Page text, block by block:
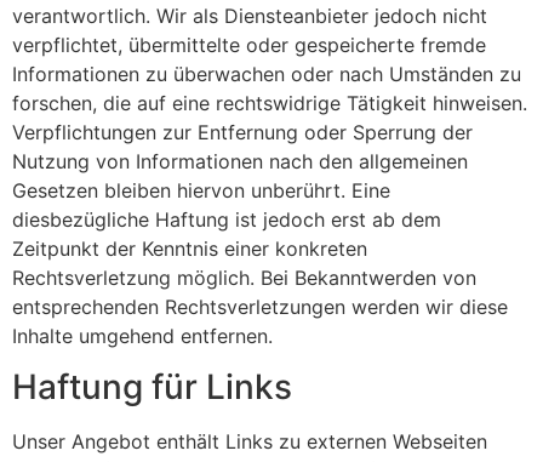
verantwortlich. Wir als Diensteanbieter jedoch nicht
verpflichtet, übermittelte oder gespeicherte fremde
Informationen zu überwachen oder nach Umständen zu
forschen, die auf eine rechtswidrige Tätigkeit hinweisen.
Verpflichtungen zur Entfernung oder Sperrung der
Nutzung von Informationen nach den allgemeinen
Gesetzen bleiben hiervon unberührt. Eine
diesbezügliche Haftung ist jedoch erst ab dem
Zeitpunkt der Kenntnis einer konkreten
Rechtsverletzung möglich. Bei Bekanntwerden von
entsprechenden Rechtsverletzungen werden wir diese
Inhalte umgehend entfernen.
Haftung für Links
Unser Angebot enthält Links zu externen Webseiten